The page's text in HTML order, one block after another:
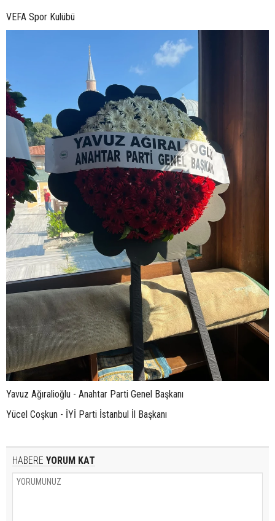
VEFA Spor Kulübü
Yavuz Ağıralioğlu - Anahtar Parti Genel Başkanı
Yücel Coşkun - İYİ Parti İstanbul İl Başkanı
HABERE YORUM KAT